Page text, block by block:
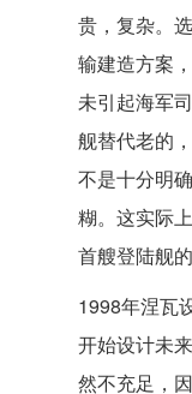
贵，复杂。
输建造方案
未引起海军
舰替代老的
不是十分明
糊。这实际
首艘登陆舰
1998年涅瓦
开始设计未
然不充足，